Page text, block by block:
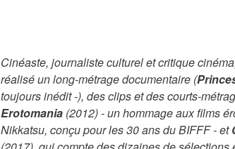
Cinéaste, journaliste culturel et critique
réalisé un long-métrage documentaire (
toujours inédit -), des clips et des courts-
Erotomania (2012) - un hommage aux films
Nikkatsu, conçu pour les 30 ans du BIFFF - et